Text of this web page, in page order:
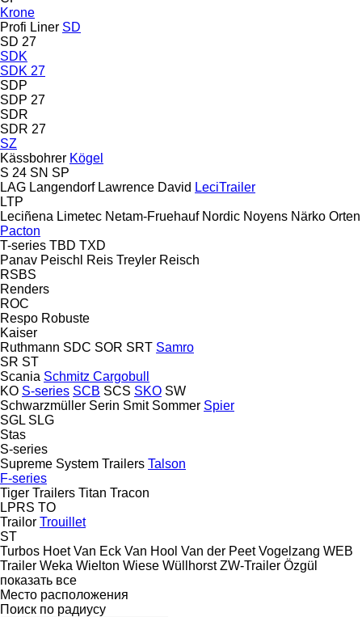
Krone
Profi Liner SD
SD 27
SDK
SDK 27
SDP
SDP 27
SDR
SDR 27
SZ
Kässbohrer Kögel
S 24 SN SP
LAG Langendorf Lawrence David LeciTrailer
LTP
Leciñena Limetec Netam-Fruehauf Nordic Noyens Närko Orten
Pacton
T-series TBD TXD
Panav Peischl Reis Treyler Reisch
RSBS
Renders
ROC
Respo Robuste
Kaiser
Ruthmann SDC SOR SRT Samro
SR ST
Scania Schmitz Cargobull
KO S-series SCB SCS SKO SW
Schwarzmüller Serin Smit Sommer Spier
SGL SLG
Stas
S-series
Supreme System Trailers Talson
F-series
Tiger Trailers Titan Tracon
LPRS TO
Trailor Trouillet
ST
Turbos Hoet Van Eck Van Hool Van der Peet Vogelzang WEB
Trailer Weka Wielton Wiese Wüllhorst ZW-Trailer Özgül
показать все
Место расположения
Поиск по радиусу